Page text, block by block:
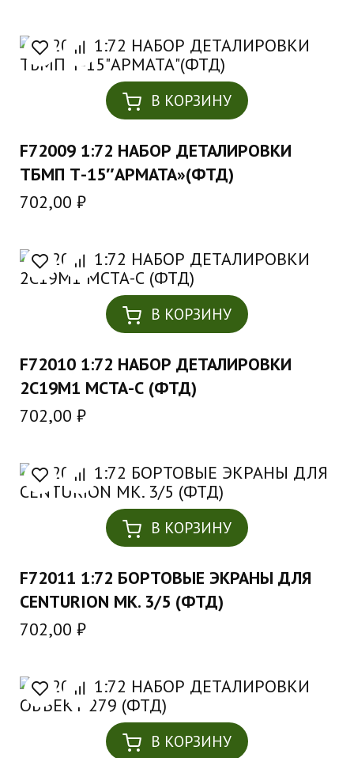
В КОРЗИНУ
F72009 1:72 НАБОР ДЕТАЛИРОВКИ
ТБМП Т-15″АРМАТА»(ФТД)
702,00 ₽
В КОРЗИНУ
F72010 1:72 НАБОР ДЕТАЛИРОВКИ
2С19М1 МСТА-С (ФТД)
702,00 ₽
В КОРЗИНУ
F72011 1:72 БОРТОВЫЕ ЭКРАНЫ ДЛЯ
CENTURION MK. 3/5 (ФТД)
702,00 ₽
В КОРЗИНУ